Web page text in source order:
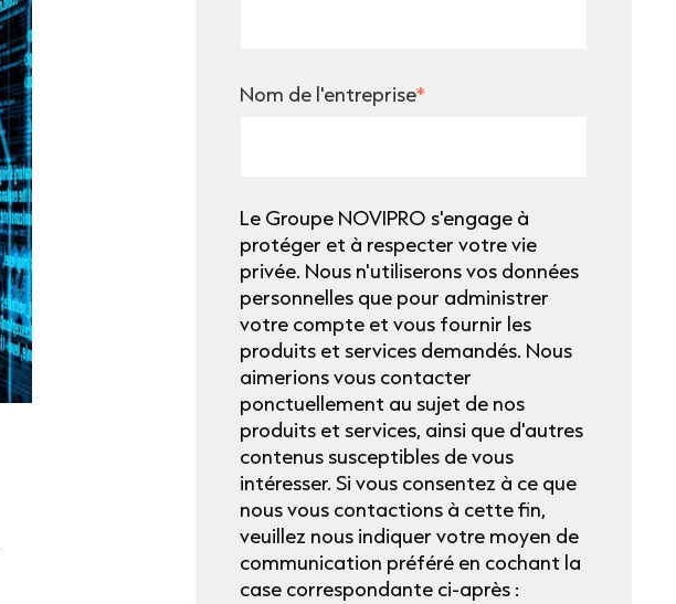
Nom de l'entreprise*
Le Groupe NOVIPRO s'engage à
protéger et à respecter votre vie
privée. Nous n'utiliserons vos données
personnelles que pour administrer
votre compte et vous fournir les
produits et services demandés. Nous
aimerions vous contacter
ponctuellement au sujet de nos
produits et services, ainsi que d'autres
contenus susceptibles de vous
intéresser. Si vous consentez à ce que
nous vous contactions à cette fin,
veuillez nous indiquer votre moyen de
communication préféré en cochant la
case correspondante ci-après :